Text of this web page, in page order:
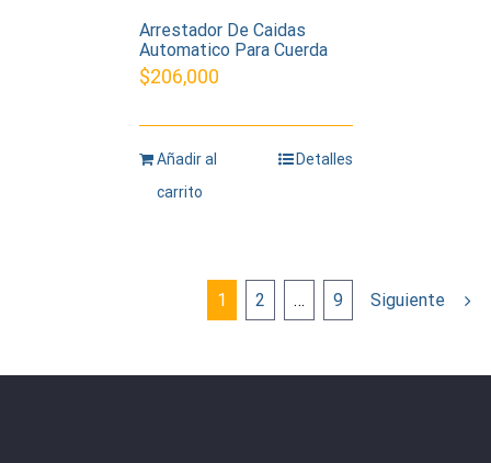
Arrestador De Caidas
Automatico Para Cuerda
$206,000
Añadir al
carrito
Detalles
1 2 … 9 Siguiente